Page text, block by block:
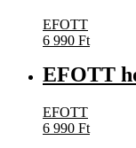
EFOTT
6 990 Ft
EFOTT
EFOTT
6 990 Ft